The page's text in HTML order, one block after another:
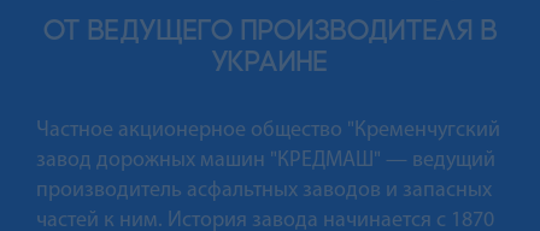
от ведущего производителя в
Украине
Частное акционерное общество "Кременчугский
завод дорожных машин "КРЕДМАШ" — ведущий
производитель асфальтных заводов и запасных
частей к ним. История завода начинается с 1870